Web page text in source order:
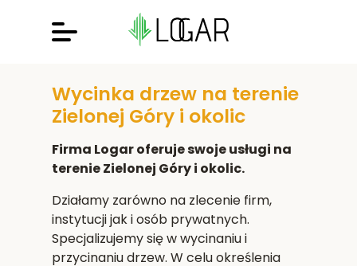
Wycinka drzew na terenie
Zielonej Góry i okolic
Firma Logar oferuje swoje usługi na
terenie Zielonej Góry i okolic.
Działamy zarówno na zlecenie firm,
instytucji jak i osób prywatnych.
Specjalizujemy się w wycinaniu i
przycinaniu drzew. W celu określenia